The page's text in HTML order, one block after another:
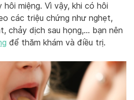
hôi miệng. Vì vậy, khi có hôi
các triệu chứng như nghẹt,
chảy dịch sau họng,… bạn nên
để thăm khám và điều trị.